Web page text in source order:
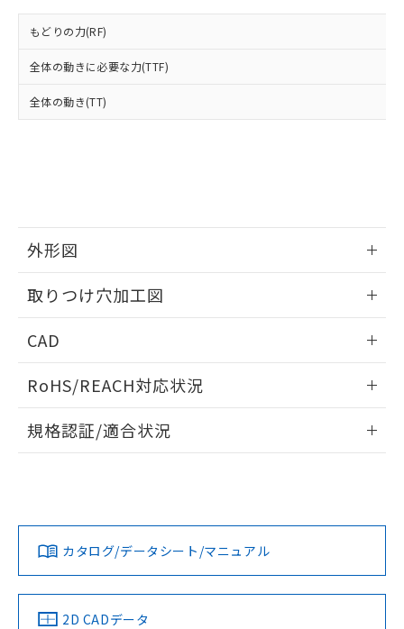
もどりの力(RF)
全体の動きに必要な力(TTF)
全体の動き(TT)
外形図
取りつけ穴加工図
CAD
ドすることができます。
ログイン/会員登録
ダウンロードデータをご利用いただく前に、以下を必ずお読
みください。
ソフトウェアの使用条件
RoHS/REACH対応状況
EU RoHS 注意事項・凡例
対応済み
中国 RoHS 注意事項・凡例
規格認証/適合状況
LR型式承認
（イギリス
船舶規格）
DNV型式承認
（ノルウェー
BV型式承認
（フランス
KR型式
（韓国
カタログ/データシート/マニュアル
2D CADデータ
ものではありません。
また、RoHS指令のフタル酸エステル類４
荷製品に未対応品が混在することから備考
既に当社にて対応品への在庫切替を完了